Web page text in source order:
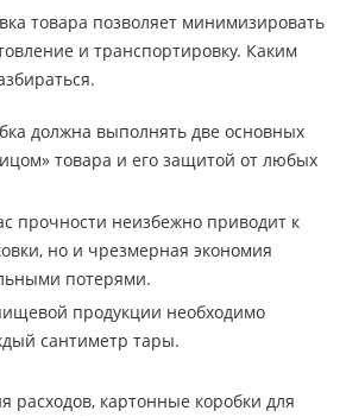
товара позволяет минимизировать
и транспортировку. Каким
должна выполнять две основных
товара и его защитой от любых
прочности неизбежно приводит к
но и чрезмерная экономия
потерями.
продукции необходимо
сантиметр тары.
расходов, картонные коробки для